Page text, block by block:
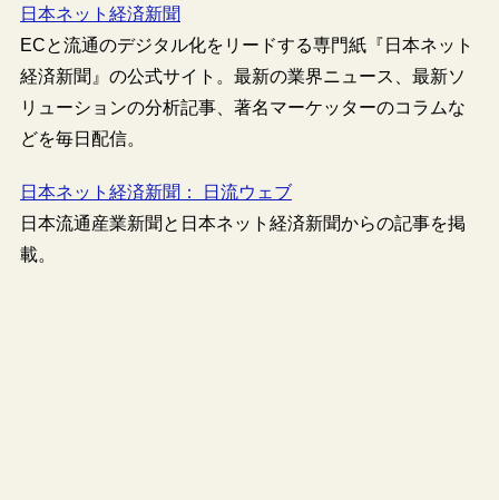
日本ネット経済新聞
ECと流通のデジタル化をリードする専門紙『日本ネット
経済新聞』の公式サイト。最新の業界ニュース、最新ソ
リューションの分析記事、著名マーケッターのコラムな
どを毎日配信。
日本ネット経済新聞： 日流ウェブ
日本流通産業新聞と日本ネット経済新聞からの記事を掲
載。